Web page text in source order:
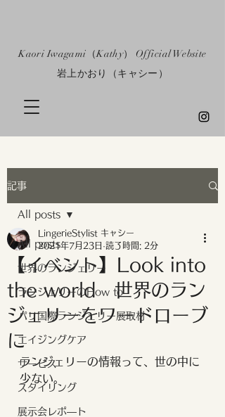
​Kaori Iwagami（Kathy） Official Website
​岩上かおり（キャシー）
記事
All posts
世界のランジェリー
ランジェリーのHow to
パリ国際ランジェリー展取材
エイジングケア
サービス
スタイリング
展示会レポ―ト
All posts
【イベント】Look into
the world 世界のラン
ジェリーをワードローブ
に
LingerieStylist キャシー
2021年7月23日 読了時間: 2分
ランジェリーの情報って、世の中に
少ない。